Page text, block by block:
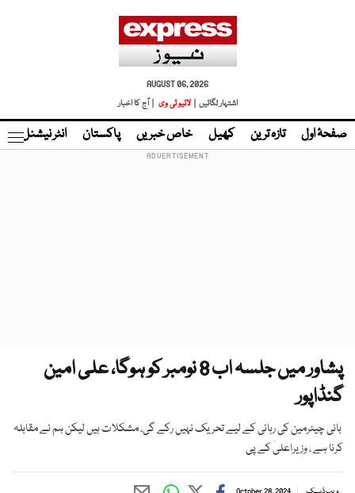
AUGUST 06, 2026
اشتہار لگائیں |
لائیو ٹی وی | آج کا اخبار
صفحۂ اول تازہ ترین کھیل خاص خبریں پاکستان انٹر نیشنل
پشاور میں جلسہ اب 8 نومبر کو ہوگا، علی امین
گنڈاپور
بانی چیئرمین کی رہائی کے لیے تحریک نہیں رکے گی، مشکلات ہیں لیکن ہم نے مقابلہ
کرنا ہے ، وزیراعلیٰ کے پی